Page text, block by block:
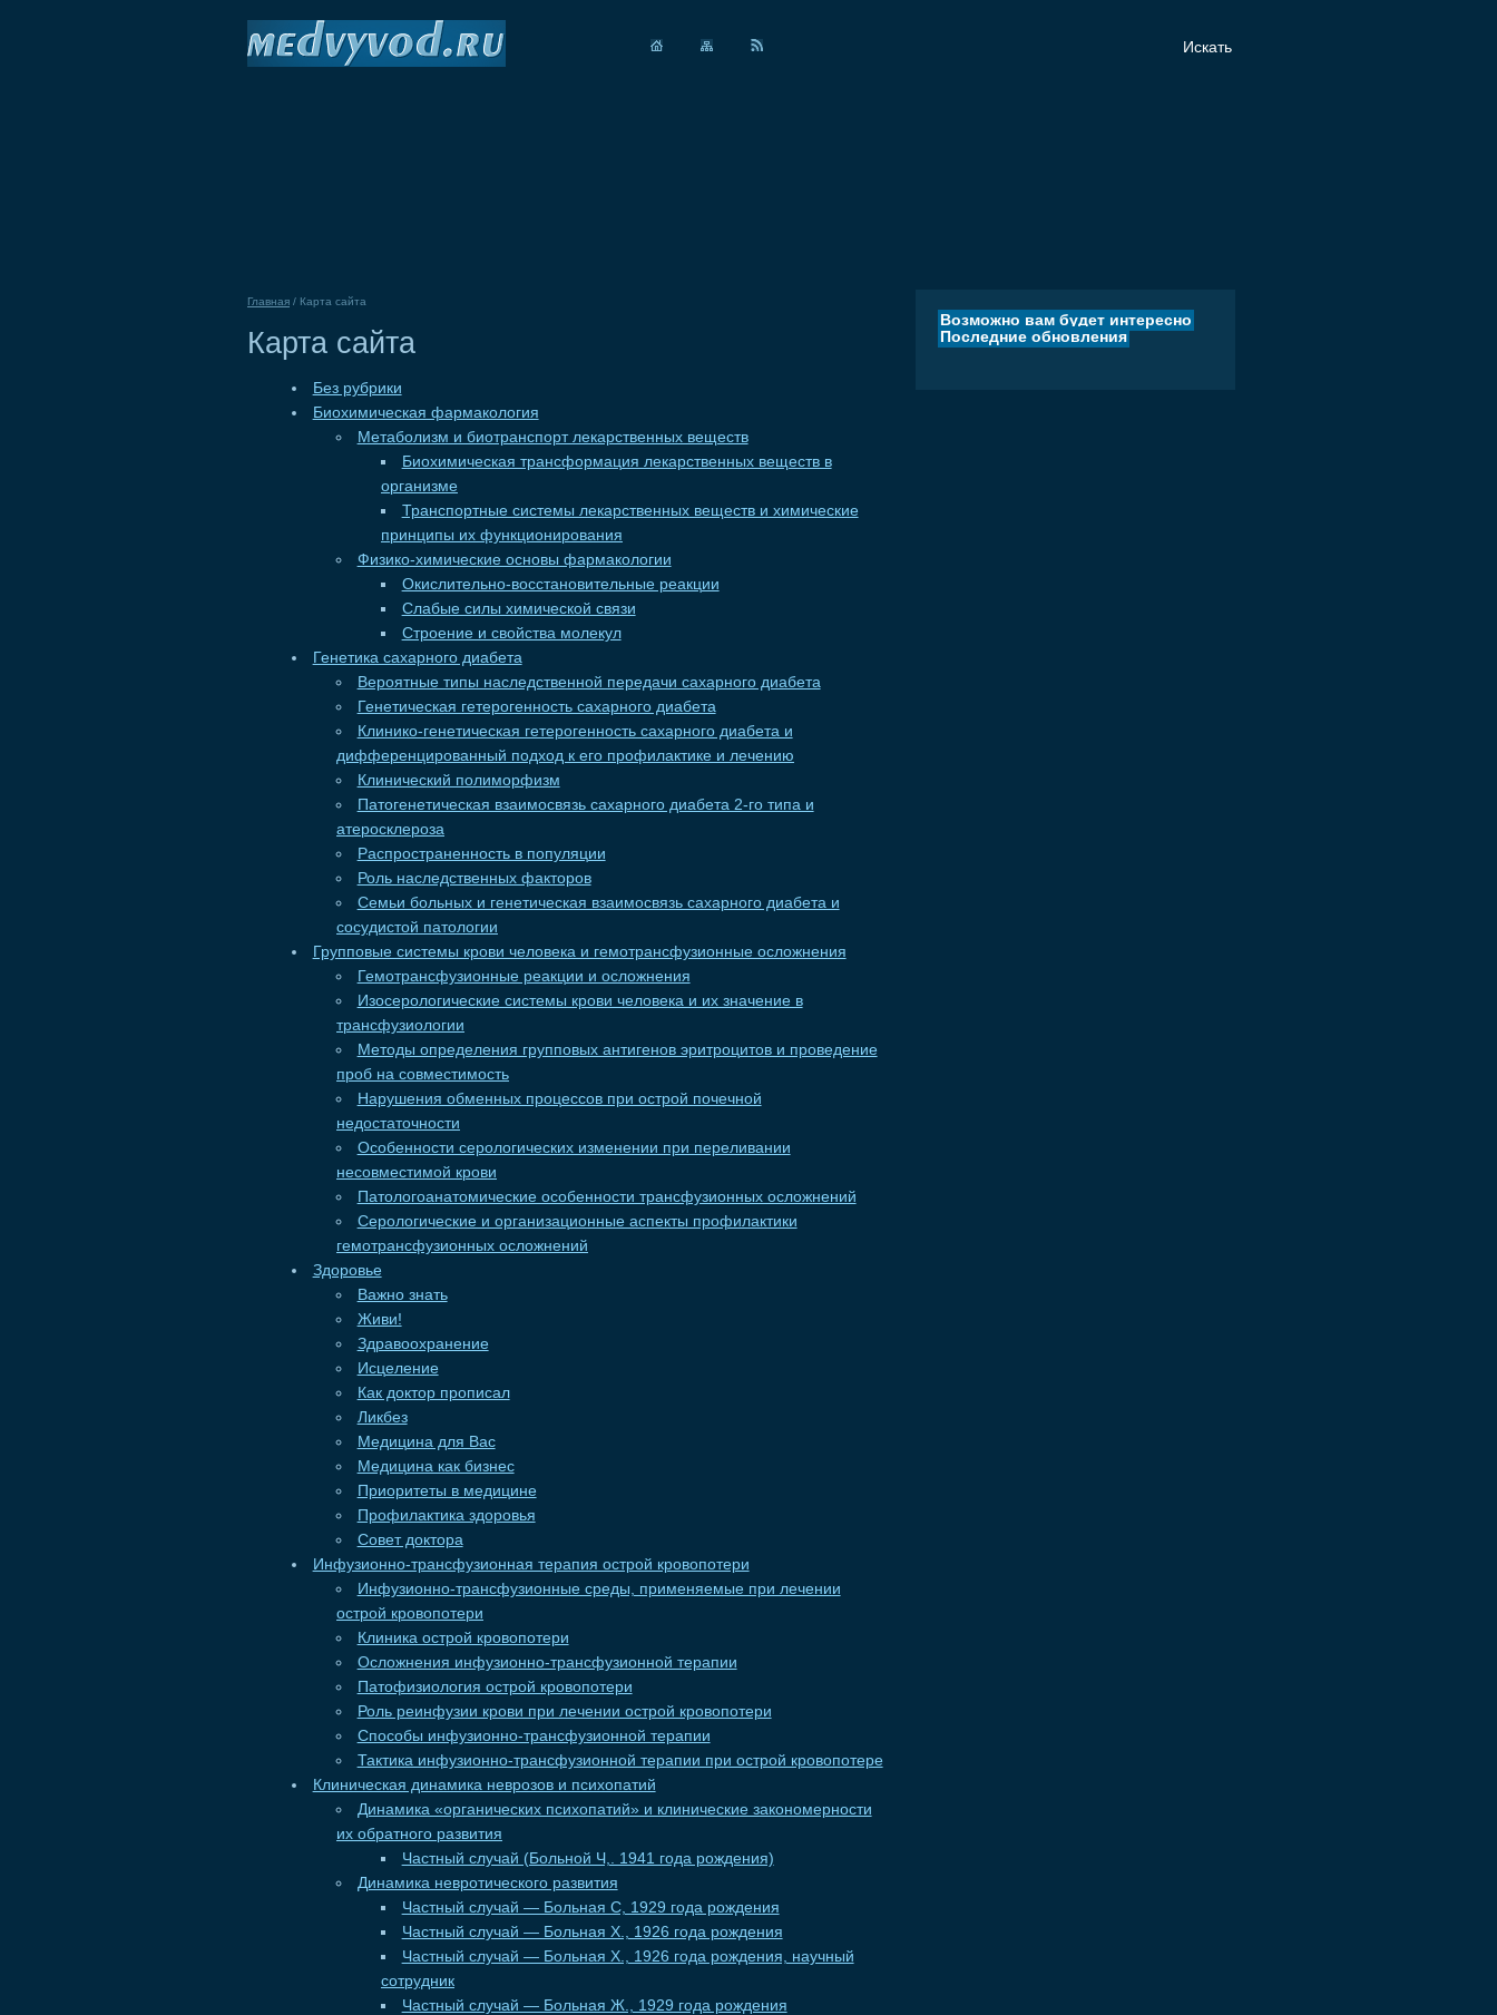
Главная / Карта сайта
Карта сайта
Без рубрики
Биохимическая фармакология
Метаболизм и биотранспорт лекарственных веществ
Биохимическая трансформация лекарственных веществ в
организме
Транспортные системы лекарственных веществ и химические
принципы их функционирования
Физико-химические основы фармакологии
Окислительно-восстановительные реакции
Слабые силы химической связи
Строение и свойства молекул
Генетика сахарного диабета
Вероятные типы наследственной передачи сахарного диабета
Генетическая гетерогенность сахарного диабета
Клинико-генетическая гетерогенность сахарного диабета и
дифференцированный подход к его профилактике и лечению
Клинический полиморфизм
Патогенетическая взаимосвязь сахарного диабета 2-го типа и
атеросклероза
Распространенность в популяции
Роль наследственных факторов
Семьи больных и генетическая взаимосвязь сахарного диабета и
сосудистой патологии
Групповые системы крови человека и гемотрансфузионные осложнения
Гемотрансфузионные реакции и осложнения
Изосерологические системы крови человека и их значение в
трансфузиологии
Методы определения групповых антигенов эритроцитов и проведение
проб на совместимость
Нарушения обменных процессов при острой почечной
недостаточности
Особенности серологических изменении при переливании
несовместимой крови
Патологоанатомические особенности трансфузионных осложнений
Серологические и организационные аспекты профилактики
гемотрансфузионных осложнений
Здоровье
Важно знать
Живи!
Здравоохранение
Исцеление
Как доктор прописал
Ликбез
Медицина для Вас
Медицина как бизнес
Приоритеты в медицине
Профилактика здоровья
Совет доктора
Инфузионно-трансфузионная терапия острой кровопотери
Инфузионно-трансфузионные среды, применяемые при лечении
острой кровопотери
Клиника острой кровопотери
Осложнения инфузионно-трансфузионной терапии
Патофизиология острой кровопотери
Роль реинфузии крови при лечении острой кровопотери
Способы инфузионно-трансфузионной терапии
Тактика инфузионно-трансфузионной терапии при острой кровопотере
Клиническая динамика неврозов и психопатий
Динамика «органических психопатий» и клинические закономерности
их обратного развития
Частный случай (Больной Ч,. 1941 года рождения)
Динамика невротического развития
Частный случай — Больная С, 1929 года рождения
Частный случай — Больная X., 1926 года рождения
Частный случай — Больная X., 1926 года рождения, научный
сотрудник
Частный случай — Больная Ж., 1929 года рождения
Возможно вам будет интересно
Последние обновления